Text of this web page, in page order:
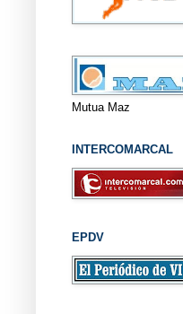
Mutua Maz
INTERCOMARCAL
EPDV